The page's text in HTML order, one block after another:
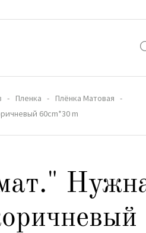
Пленка
Плёнка Матовая
60cm*30 m